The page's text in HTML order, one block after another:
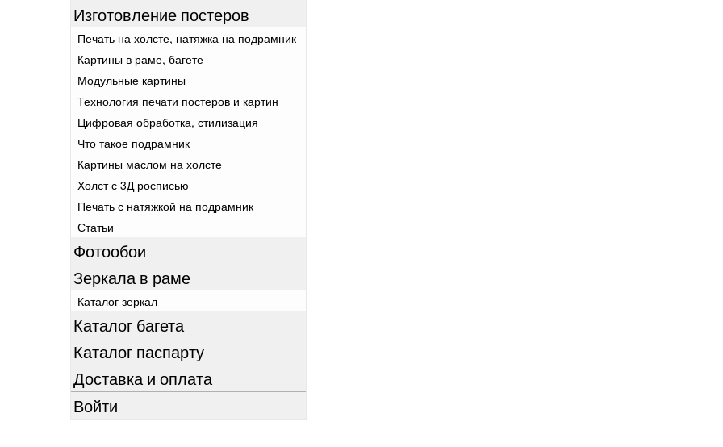
Изготовление постеров
Печать на холсте, натяжка на подрамник
Картины в раме, багете
Модульные картины
Технология печати постеров и картин
Цифровая обработка, стилизация
Что такое подрамник
Картины маслом на холсте
Холст с 3Д росписью
Печать с натяжкой на подрамник
Статьи
Фотообои
Зеркала в раме
Каталог зеркал
Каталог багета
Каталог паспарту
Доставка и оплата
Войти